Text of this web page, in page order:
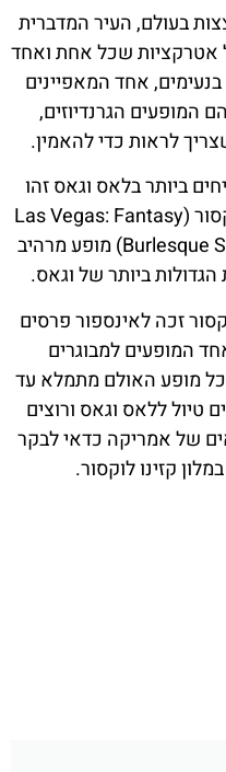
בעולם, העיר המדברית
אטרקציות שכל אחת ואחד
אחד המאפיינים
המופעים הגרנדיוזים,
לראות כדי להאמין.
ביותר בלאס וגאס זהו
מופע הפנטזיה בורלסק במלון לוקסור (Las Vegas: Fantasy
Burlesque Show at Luxor Hotel & Casino) מופע מרהיב
ביותר של וגאס.
זכה לאינספור פרסים
המופעים למבוגרים
מופע האולם מתמלא עד
ללאס וגאס ורוצים
של אמריקה כדאי לבקר
קזינו לוקסור.